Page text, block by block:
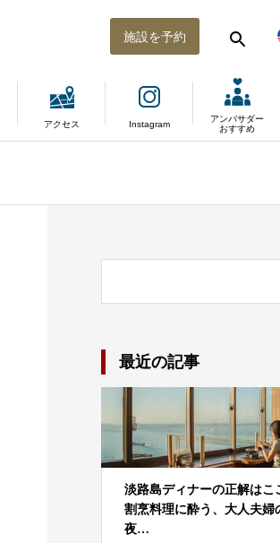
施設を予約
アクセス Instagram
アンバサダー
おすすめ
最近の記事
淡路島ディナーの正解はこ
割烹料理に酔う、大人夫婦
夜…